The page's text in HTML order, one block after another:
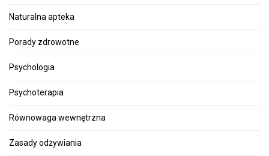
Naturalna apteka
Porady zdrowotne
Psychologia
Psychoterapia
Równowaga wewnętrzna
Zasady odżywiania